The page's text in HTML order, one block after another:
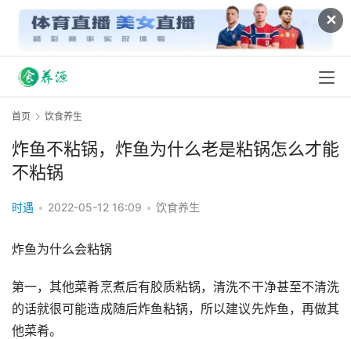
✕
首页 饮食养生
炸鱼不粘锅，炸鱼为什么老是粘锅怎么才能
不粘锅
时遇 • 2022-05-12 16:09 • 饮食养生
炸鱼为什么会粘锅
第一，其他菜肴烹煮后有胶质粘锅，清洗不干净甚至不清洗
的话就很可能造成随后炸鱼粘锅，所以建议先炸鱼，再做其
他菜肴。